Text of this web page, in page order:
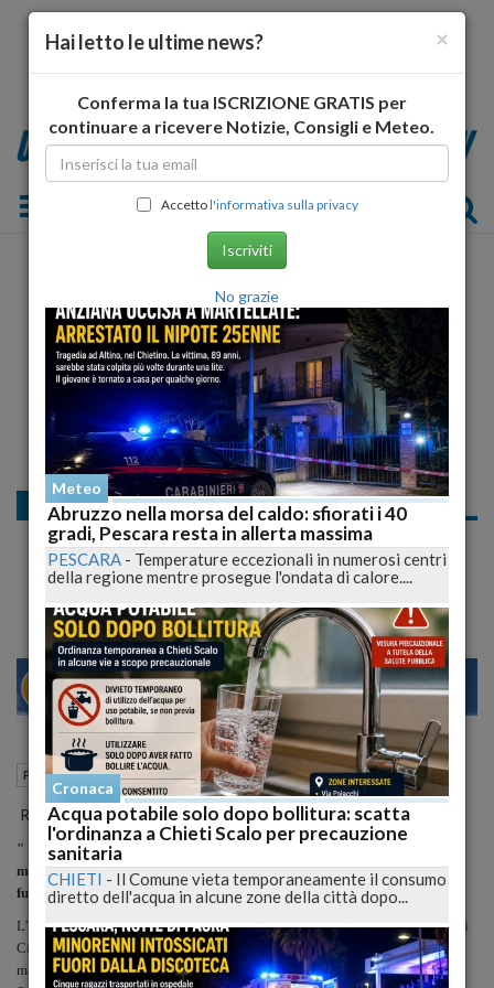
Toggle navigation
Politica
Gurdiacivica su assenteismo dirigenti e
burocrazia
MILANO 22 27
Politica Pescara (PE) 06 Marzo 2009 10:55
Rende noto il comitato civico Guardiacivica:
" PUBBLICA AMMINISTRAZIONE: bisogna sempre distinguere tra i
malfunzionamenti della burocrazia e le responsabilità personali di
funzionari, Dirigenti ed Amministratori Pubblici
L'Ufficio Legale di GUARDIACIVICA segnala che sono in aumento i casi di
Cittadini che chiedono come fare, e se sia il caso di farlo, per segnalare
malfunzionamenti di taluni uffici pubblici e, contestualmente, denunciare
×
Hai letto le ultime news?
Conferma la tua ISCRIZIONE GRATIS per
continuare a ricevere Notizie, Consigli e Meteo.
Accettol'informativa sulla privacy
Iscriviti
No grazie
Meteo
Abruzzo nella morsa del caldo: sfiorati i 40
gradi, Pescara resta in allerta massima
PESCARA - Temperature eccezionali in numerosi centri
della regione mentre prosegue l'ondata di calore....
Cronaca
Acqua potabile solo dopo bollitura: scatta
l'ordinanza a Chieti Scalo per precauzione
sanitaria
CHIETI - Il Comune vieta temporaneamente il consumo
diretto dell'acqua in alcune zone della città dopo...